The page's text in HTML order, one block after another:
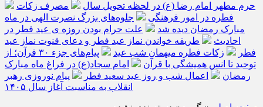
حرم مطهر امام رضا (ع) در لحظه تحویل سال
مصرف زکات
فطره در امور فرهنگی
جلوه‌های بزرگ نصرت الهی در ماه
مبارک رمضان دیده شد
علت حرام بودن روزه ی عید فطر در
احادیث
طریقه خواندن نماز عید فطر و دعای قنوت نماز عید
فطر
زکات فطره میهمانِ شب عید
پیام‌های جزء ۳۰ قرآن؛ از
توحید تا انس همیشگی با قرآن
امام سجاد(ع) در فراغ ماه مبارک
رمضان
اعمال شب و روز عید سعید فطر
پیام نوروزی رهبر
انقلاب به مناسبت آغاز سال ۱۴۰۵